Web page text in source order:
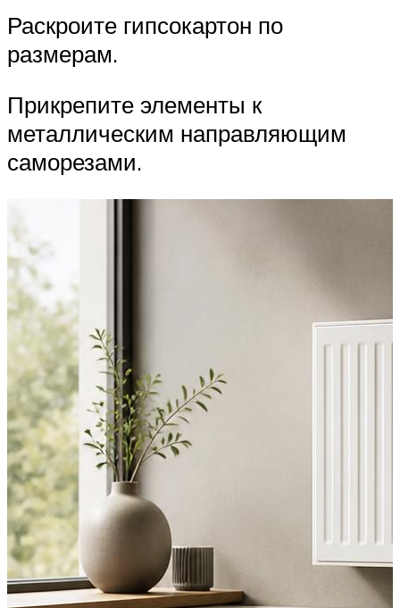
Раскроите гипсокартон по
размерам.
Прикрепите элементы к
металлическим направляющим
саморезами.